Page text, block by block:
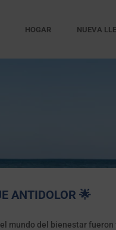
HOGAR NUEVA
ANTIDOLOR 🌟
mundo del bienestar